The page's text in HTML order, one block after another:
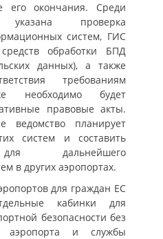
его окончания. Среди
проверка
систем, ГИС
обработки БПД
данных), а также
требованиям
необходимо будет
правовые акты.
планирует
систем и составить
дальнейшего
в других аэропортах.
для граждан ЕС
кабинки для
безопасности без
аэропорта и службы